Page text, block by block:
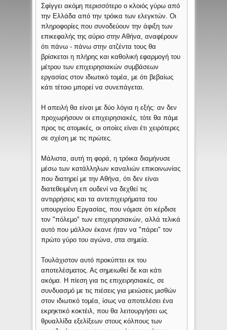
Σφίγγει ακόμη περισσότερο ο κλοιός γύρω από
την Ελλάδα από την τρόικα των ελεγκτών. Οι
πληροφορίες που συνοδεύουν την άφιξη των
επικεφαλής της αύριο στην Αθήνα, αναφέρουν
ότι πάνω - πάνω στην ατζέντα τους θα
βρίσκεται η πλήρης και καθολική εφαρμογή του
μέτρου των επιχειρησιακών συμβάσεων
εργασίας στον ιδιωτικό τομέα, με ότι βεβαίως
κάτι τέτοιο μπορεί να συνεπάγεται.
Η απειλή θα είναι με δύο λόγια η εξής: αν δεν
προχωρήσουν οι επιχειρησιακές, τότε θα πάμε
προς τις ατομικές, οι οποίες είναι έτι χειρότερες
σε σχέση με τις πρώτες.
Μάλιστα, αυτή τη φορά, η τρόικα διαμήνυσε
μέσω των κατάλληλων καναλιών επικοινωνίας
που διατηρεί με την Αθήνα, ότι δεν είναι
διατεθειμένη επ ουδενί να δεχθεί τις
αντιρρήσεις και τα αντεπιχειρήματα του
υπουργείου Εργασίας, που νόμισε ότι κέρδισε
τον "πόλεμο" των επιχειρησιακών, αλλά τελικά
αυτό που μάλλον έκανε ήταν να "πάρει" τον
πρώτο γύρο του αγώνα, στα σημεία.
Τουλάχιστον αυτό προκύπτει εκ του
αποτελέσματος. Ας σημειωθεί δε και κάτι
ακόμα. Η πίεση για τις επιχειρησιακές, σε
συνδυασμό με τις πιέσεις για μειώσεις μισθών
στον ιδιωτικό τομέα, ίσως να αποτελέσει ένα
εκρηκτικό κοκτέιλ, που θα λειτουργήσει ως
θρυαλλίδα εξελίξεων στους κόλπους των